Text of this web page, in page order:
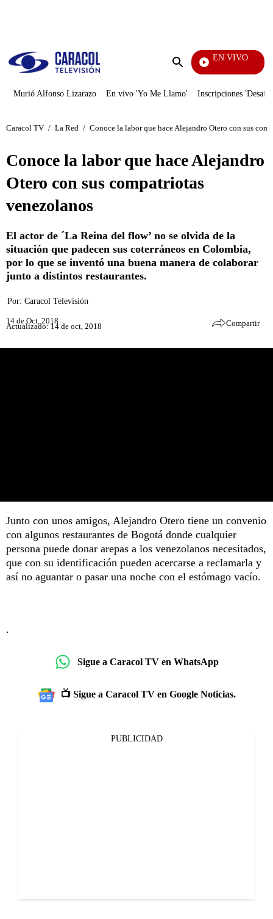
Enviar
EN VIVO
Diario De Diana
Murió Alfonso Lizarazo En vivo 'Yo Me Llamo' Inscripciones
Caracol TV / La Red / Conoce la labor que hace Alejandro Otero con sus
Conoce la labor que hace Alejandro
Otero con sus compatriotas
venezolanos
El actor de ´La Reina del flow’ no se olvida de la
situación que padecen sus coterráneos en Colombia,
por lo que se inventó una buena manera de colaborar
junto a distintos restaurantes.
Por: Caracol Televisión
14 de Oct, 2018
Actualizado: 14 de oct, 2018 Compartir
Junto con unos amigos, Alejandro Otero tiene un convenio
con algunos restaurantes de Bogotá donde cualquier
persona puede donar arepas a los venezolanos necesitados,
que con su identificación pueden acercarse a reclamarla y
así no aguantar o pasar una noche con el estómago vacío.
.
Sigue a Caracol TV en WhatsApp
📺 Sigue a Caracol TV en Google Noticias.
PUBLICIDAD